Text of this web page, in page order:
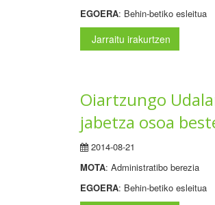
EGOERA: Behin-betiko esleitua
Jarraitu irakurtzen
Oiartzungo
jabetza osoa
2014-08-21
MOTA: Administratibo berezia
EGOERA: Behin-betiko esleitua